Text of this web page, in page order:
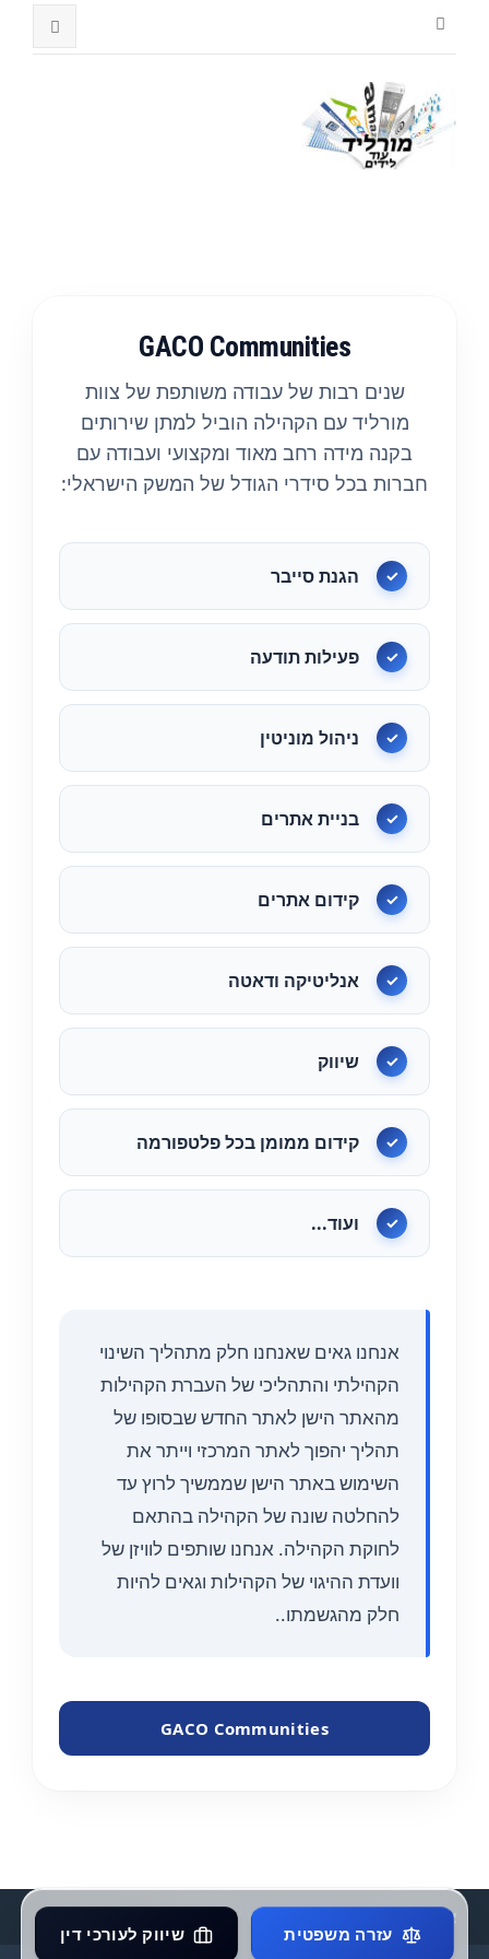
GACO Communities
שנים רבות של עבודה משותפת של צוות
מורליד עם הקהילה הוביל למתן שירותים
בקנה מידה רחב מאוד ומקצועי ועבודה עם
חברות בכל סידרי הגודל של המשק הישראלי:
✓ הגנת סייבר
✓ פעילות תודעה
✓ ניהול מוניטין
✓ בניית אתרים
✓ קידום אתרים
✓ אנליטיקה ודאטה
✓ שיווק
✓ קידום ממומן בכל פלטפורמה
✓ ועוד...
אנחנו גאים שאנחנו חלק מתהליך השינוי
הקהילתי והתהליכי של העברת הקהילות
מהאתר הישן לאתר החדש שבסופו של
תהליך יהפוך לאתר המרכזי וייתר את
השימוש באתר הישן שממשיך לרוץ עד
להחלטה שונה של הקהילה בהתאם
לחוקת הקהילה. אנחנו שותפים לוויזן של
וועדת ההיגוי של הקהילות וגאים להיות
חלק מהגשמתו..
GACO Communities
אתם כאן: מורליד קידום אתרים
עזרה משפטית שיווק לעורכי דין